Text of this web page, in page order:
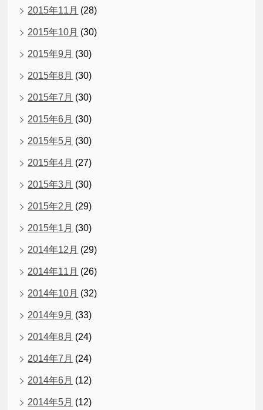
2015年11月 (28)
2015年10月 (30)
2015年9月 (30)
2015年8月 (30)
2015年7月 (30)
2015年6月 (30)
2015年5月 (30)
2015年4月 (27)
2015年3月 (30)
2015年2月 (29)
2015年1月 (30)
2014年12月 (29)
2014年11月 (26)
2014年10月 (32)
2014年9月 (33)
2014年8月 (24)
2014年7月 (24)
2014年6月 (12)
2014年5月 (12)